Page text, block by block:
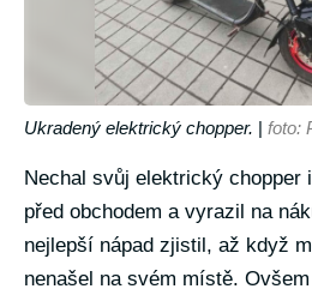
Ukradený elektrický chopper. | foto:
Nechal svůj elektrický
před obchodem a vyrazil na
nejlepší nápad zjistil, až když
nenašel na svém místě.